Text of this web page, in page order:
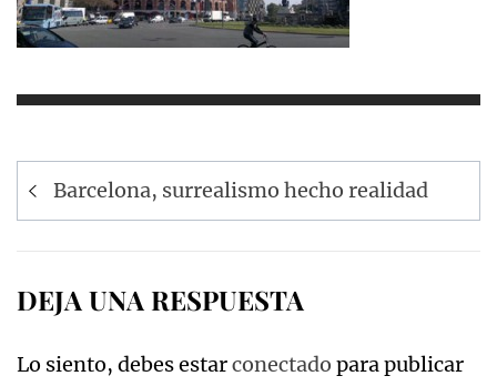
Navegación
de
Barcelona, surrealismo hecho realidad
DEJA UNA RESPUESTA
Lo siento, debes estarconectado para publicar